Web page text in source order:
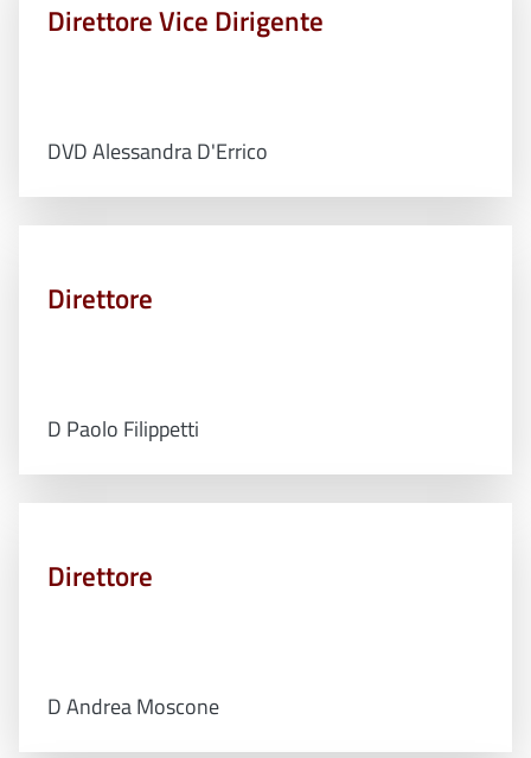
Direttore Vice Dirigente
DVD Alessandra D'Errico
Direttore
D Paolo Filippetti
Direttore
D Andrea Moscone